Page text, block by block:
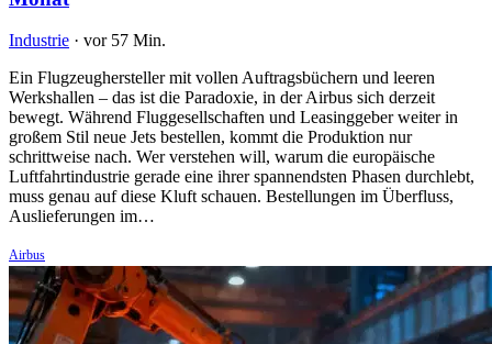
Industrie · vor 57 Min.
Ein Flugzeughersteller mit vollen Auftragsbüchern und leeren
Werkshallen – das ist die Paradoxie, in der Airbus sich derzeit
bewegt. Während Fluggesellschaften und Leasinggeber weiter in
großem Stil neue Jets bestellen, kommt die Produktion nur
schrittweise nach. Wer verstehen will, warum die europäische
Luftfahrtindustrie gerade eine ihrer spannendsten Phasen durchlebt,
muss genau auf diese Kluft schauen. Bestellungen im Überfluss,
Auslieferungen im…
Airbus